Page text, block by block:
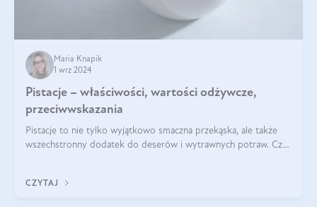
Maria Knapik
1 wrz 2024
Pistacje – właściwości, wartości odżywcze,
przeciwwskazania
Pistacje to nie tylko wyjątkowo smaczna przekąska, ale także
wszechstronny dodatek do deserów i wytrawnych potraw. Czy
CZYTAJ